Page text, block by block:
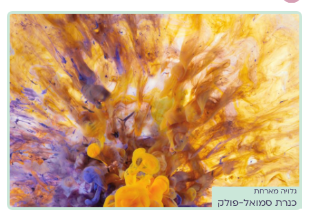
גלויה מארחת
כנרת סמואל-פולק